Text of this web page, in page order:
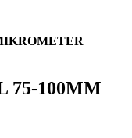
75-100MM